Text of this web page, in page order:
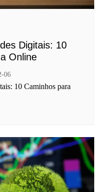
Digitais: 10
Online
06
10 Caminhos para